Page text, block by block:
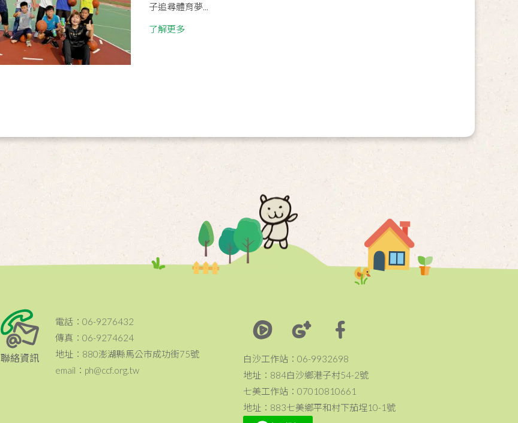
子追尋體育夢...
了解更多
聯絡資訊
電話：06-9276432
傳真：06-9274624
地址：880澎湖縣馬公市成功街75號
email：ph@ccf.org.tw
白沙工作站：06-9932698
地址：884白沙鄉港子村54-2號
七美工作站：07010810661
地址：883七美鄉平和村下茄埕10-1號